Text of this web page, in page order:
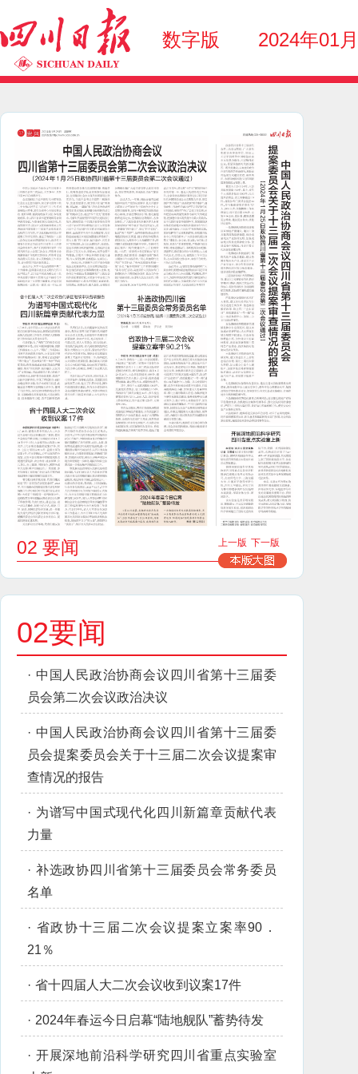
数字版 2024年01
02 要闻 上一版 下一版
02要闻
· 中国人民政治协商会议四川省第十三届委
员会第二次会议政治决议
· 中国人民政治协商会议四川省第十三届委
员会提案委员会关于十三届二次会议提案审
查情况的报告
· 为谱写中国式现代化四川新篇章贡献代表
力量
· 补选政协四川省第十三届委员会常务委员
名单
· 省政协十三届二次会议提案立案率90．
21％
· 省十四届人大二次会议收到议案17件
· 2024年春运今日启幕“陆地舰队”蓄势待发
· 开展深地前沿科学研究四川省重点实验室